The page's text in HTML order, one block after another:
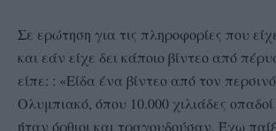
Σε ερώτηση για τις πληροφορίες που
και εάν είχε δει κάποιο βίντεο από
είπε: : «Είδα ένα βίντεο από τον
Ολυμπιακό, όπου 10.000 χιλιάδες
ήταν όρθιοι και τραγουδούσαν. Έχω